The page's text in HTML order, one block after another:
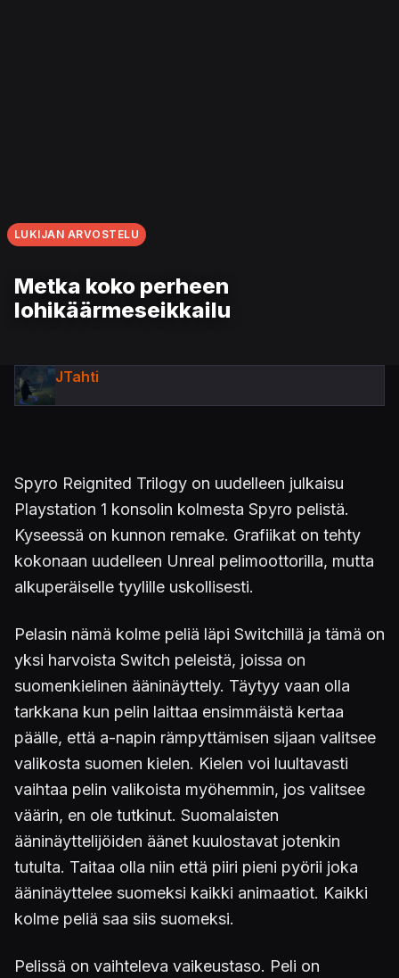
LUKIJAN ARVOSTELU
Metka koko perheen
lohikäärmeseikkailu
JTahti
Spyro Reignited Trilogy on uudelleen julkaisu
Playstation 1 konsolin kolmesta Spyro pelistä.
Kyseessä on kunnon remake. Grafiikat on tehty
kokonaan uudelleen Unreal pelimoottorilla, mutta
alkuperäiselle tyylille uskollisesti.
Pelasin nämä kolme peliä läpi Switchillä ja tämä on
yksi harvoista Switch peleistä, joissa on
suomenkielinen ääninäyttely. Täytyy vaan olla
tarkkana kun pelin laittaa ensimmäistä kertaa
päälle, että a-napin rämpyttämisen sijaan valitsee
valikosta suomen kielen. Kielen voi luultavasti
vaihtaa pelin valikoista myöhemmin, jos valitsee
väärin, en ole tutkinut. Suomalaisten
ääninäyttelijöiden äänet kuulostavat jotenkin
tutulta. Taitaa olla niin että piiri pieni pyörii joka
ääninäyttelee suomeksi kaikki animaatiot. Kaikki
kolme peliä saa siis suomeksi.
Pelissä on vaihteleva vaikeustaso. Peli on